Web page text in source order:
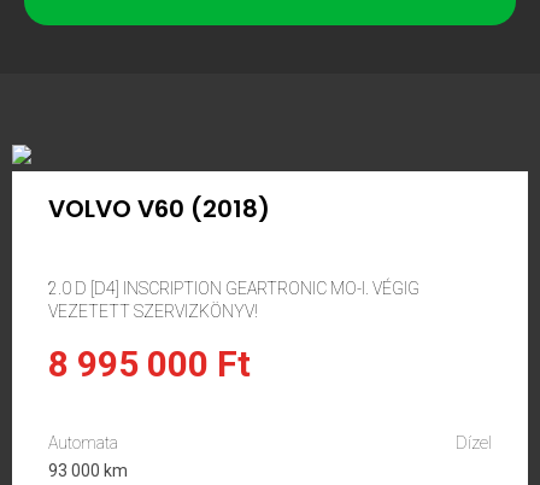
VOLVO V60 (2018)
2.0 D [D4] INSCRIPTION GEARTRONIC MO-I. VÉGIG
VEZETETT SZERVIZKÖNYV!
8 995 000 Ft
Automata
Dízel
93 000 km